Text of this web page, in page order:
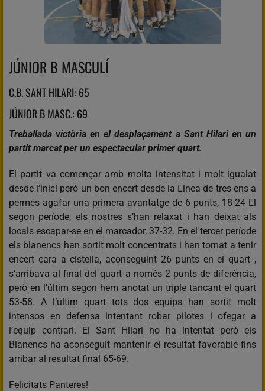
JÚNIOR B MASCULÍ
C.B. SANT HILARI: 65
JÚNIOR B MASC.: 69
Treballada victòria en el desplaçament a Sant Hilari en un
partit marcat per un espectacular primer quart.
El partit va començar amb molta intensitat i molt igualat
desde l’inici però un bon encert desde la Linea de tres ens a
permés agafar una primera avantatge de 6 punts, 18-24 El
segon període, els nostres s’han relaxat i han deixat als
locals escapar-se en el marcador, 37-32. En el tercer període
els blanencs han sortit molt concentrats i han tornat a tenir
encert cara a cistella, aconseguint 26 punts en el quart ,
s’arribava al final del quart a nomès 2 punts de diferència,
però en l’últim segon hem anotat un triple tancant el quart
53-58. A l’últim quart tots dos equips han sortit molt
intensos en defensa intentant robar pilotes i ofegar a
l’equip contrari. El Sant Hilari ho ha intentat però els
Blanencs ha aconseguit mantenir el resultat favorable fins
arribar al resultat final 65-69.
Felicitats Panteres!